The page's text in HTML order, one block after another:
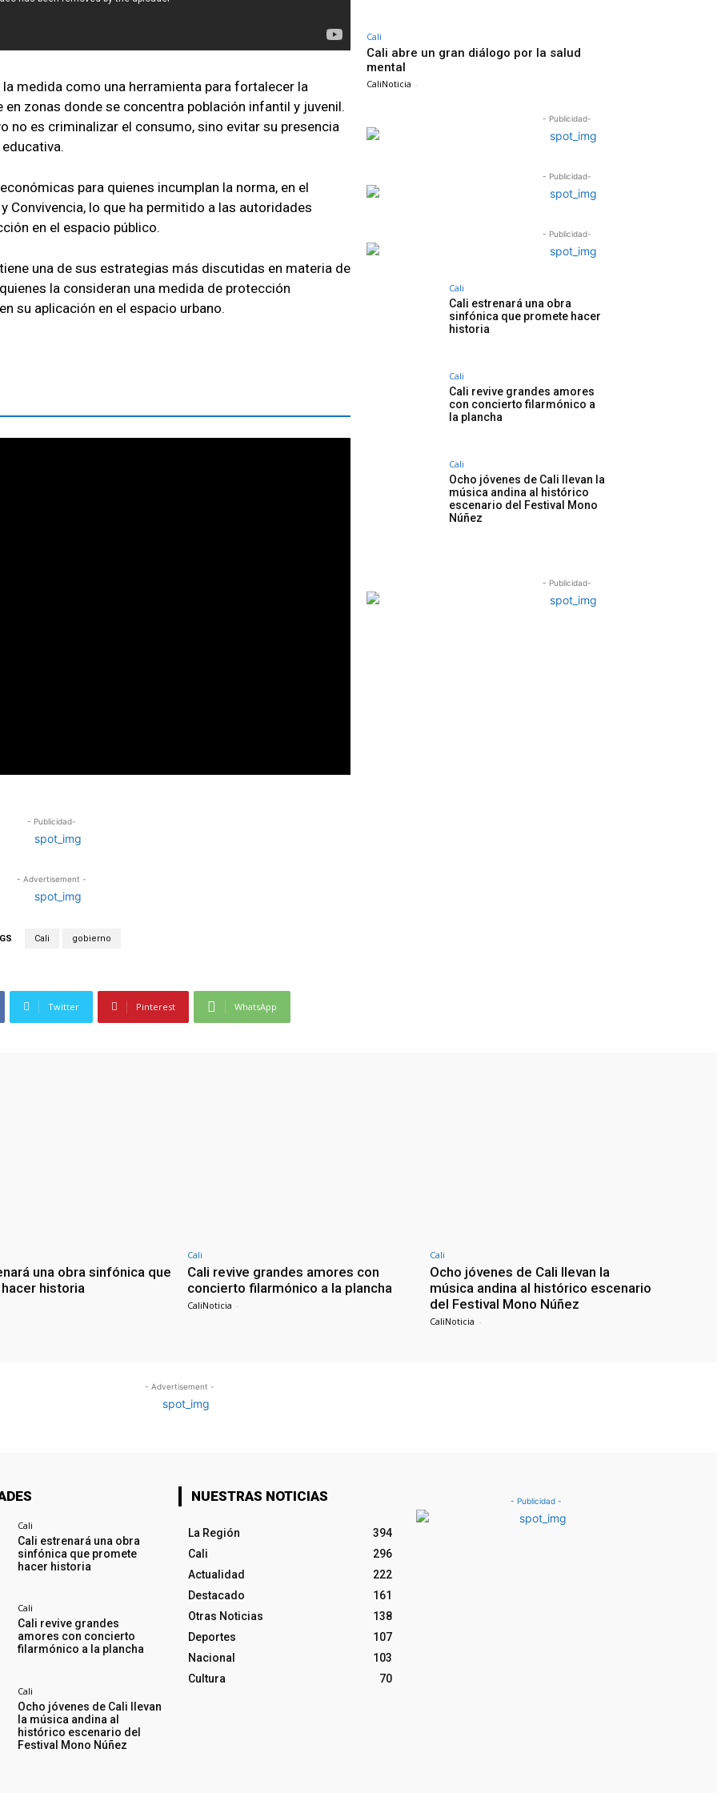
medida como una herramienta para fortalecer la
zonas donde se concentra población infantil y juvenil.
no es criminalizar el consumo, sino evitar su presencia
para quienes incumplan la norma, en el
Convivencia, lo que ha permitido a las autoridades
en el espacio público.
una de sus estrategias más discutidas en materia de
la consideran una medida de protección
su aplicación en el espacio urbano.
- Publicidad-
- Advertisement -
Cali gobierno
Twitter Pinterest WhatsApp
Cali
Cali abre un gran diálogo por la salud
mental
CaliNoticia -
- Publicidad-
- Publicidad-
- Publicidad-
Cali
Cali estrenará una obra
sinfónica que promete hacer
historia
Cali
Cali revive grandes amores
con concierto filarmónico a
la plancha
Cali
Ocho jóvenes de Cali llevan la
música andina al histórico
escenario del Festival Mono
Núñez
- Publicidad-
una obra sinfónica que
historia
Cali
Cali revive grandes amores con
concierto filarmónico a la plancha
CaliNoticia -
Cali
Ocho jóvenes de Cali llevan la
música andina al histórico escenario
del Festival Mono Núñez
CaliNoticia -
- Advertisement -
Cali
Cali estrenará una obra
sinfónica que promete
hacer historia
Cali
Cali revive grandes
amores con concierto
filarmónico a la plancha
Cali
Ocho jóvenes de Cali llevan
la música andina al
histórico escenario del
Festival Mono Núñez
NUESTRAS NOTICIAS
La Región
394
Cali
296
Actualidad
222
Destacado
161
Otras Noticias
138
Deportes
107
Nacional
103
Cultura
70
- Publicidad -